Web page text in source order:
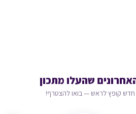
שהעלו מתכון
קופץ לראש — בואו להצטרף!